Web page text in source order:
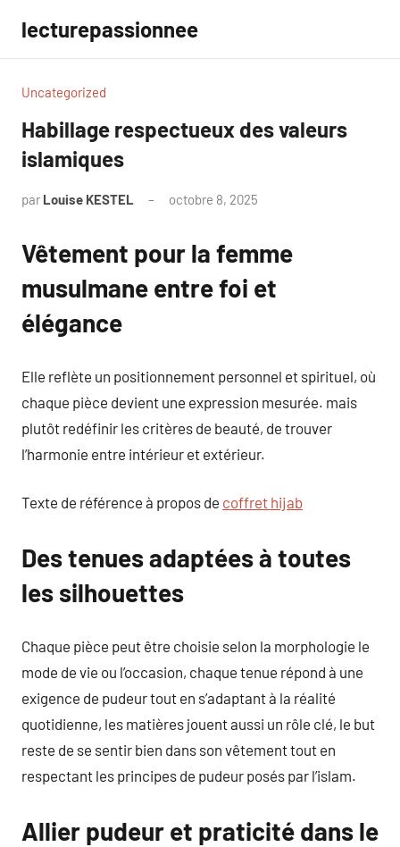
contenu
lecturepassionnee
Uncategorized
Habillage respectueux des valeurs
islamiques
par Louise KESTEL octobre 8, 2025
Vêtement pour la femme
musulmane entre foi et
élégance
Elle reflète un positionnement personnel et spirituel, où
chaque pièce devient une expression mesurée. mais
plutôt redéfinir les critères de beauté, de trouver
l’harmonie entre intérieur et extérieur.
Texte de référence à propos de coffret hijab
Des tenues adaptées à toutes
les silhouettes
Chaque pièce peut être choisie selon la morphologie le
mode de vie ou l’occasion, chaque tenue répond à une
exigence de pudeur tout en s’adaptant à la réalité
quotidienne, les matières jouent aussi un rôle clé, le but
reste de se sentir bien dans son vêtement tout en
respectant les principes de pudeur posés par l’islam.
Allier pudeur et praticité dans le